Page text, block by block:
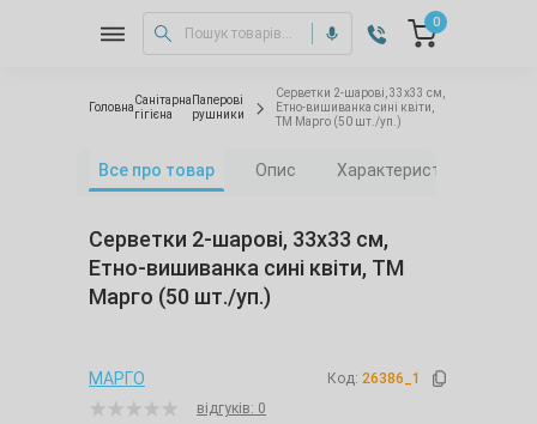
0
Головна
Санітарна
гігієна
Паперові
рушники
Серветки 2-шарові, 33х33 см,
Етно-вишиванка сині квіти,
ТМ Марго (50 шт./уп.)
Все про товар Опис Характеристики
Серветки 2-шарові, 33х33 см,
Етно-вишиванка сині квіти, ТМ
Марго (50 шт./уп.)
МАРГО Код: 26386_1
відгуків: 0